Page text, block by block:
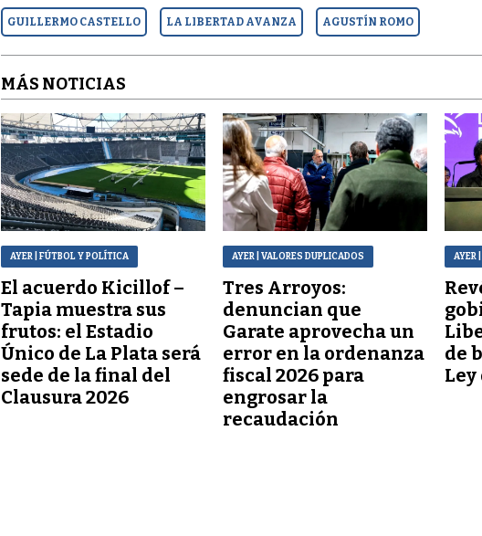
GUILLERMO CASTELLO LA LIBERTAD AVANZA AGUSTÍN ROMO
MÁS NOTICIAS
AYER | FÚTBOL Y POLÍTICA
El acuerdo Kicillof –
Tapia muestra sus
frutos: el Estadio
Único de La Plata será
sede de la final del
Clausura 2026
AYER | VALORES DUPLICADOS
Tres Arroyos:
denuncian que
Garate aprovecha un
error en la ordenanza
fiscal 2026 para
engrosar la
recaudación
AYER
de
Ley